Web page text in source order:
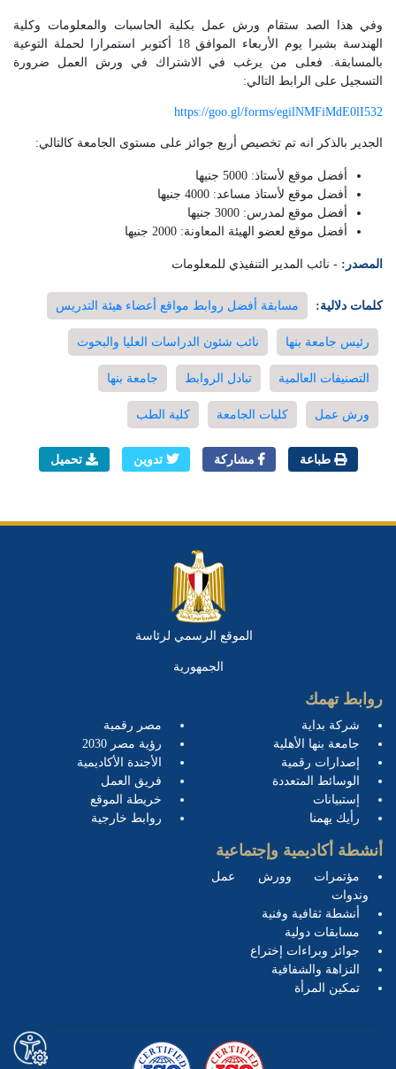
وفي هذا الصد ستقام ورش عمل بكلية الحاسبات والمعلومات وكلية
الهندسة بشبرا يوم الأربعاء الموافق 18 أكتوبر استمرارا لحملة التوعية
بالمسابقة. فعلى من يرغب في الاشتراك في ورش العمل ضرورة
التسجيل على الرابط التالي:
https://goo.gl/forms/egilNMFiMdE0lI532
الجدير بالذكر انه تم تخصيص أربع جوائز على مستوى الجامعة كالتالي:
أفضل موقع لأستاذ: 5000 جنيها
أفضل موقع لأستاذ مساعد: 4000 جنيها
أفضل موقع لمدرس: 3000 جنيها
أفضل موقع لعضو الهيئة المعاونة: 2000 جنيها
المصدر: - نائب المدير التنفيذي للمعلومات
كلمات دلالية: مسابقة أفضل روابط مواقع أعضاء هيئة التدريس
رئيس جامعة بنها نائب شئون الدراسات العليا والبحوث
التصنيفات العالمية تبادل الروابط جامعة بنها
ورش عمل كليات الجامعة كلية الطب
طباعة مشاركة تدوين تحميل
الموقع الرسمي لرئاسة
الجمهورية
روابط تهمك
شركة بداية
جامعة بنها الأهلية
إصدارات رقمية
الوسائط المتعددة
إستبيانات
رأيك يهمنا
مصر رقمية
رؤية مصر 2030
الأجندة الأكاديمية
فريق العمل
خريطة الموقع
روابط خارجية
أنشطة أكاديمية وإجتماعية
مؤتمرات وورش عمل
وندوات
أنشطة ثقافية وفنية
مسابقات دولية
جوائز وبراءات إختراع
النزاهة والشفافية
تمكين المرأة